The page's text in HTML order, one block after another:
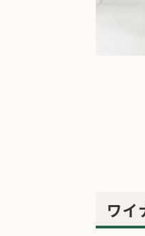
ワイ